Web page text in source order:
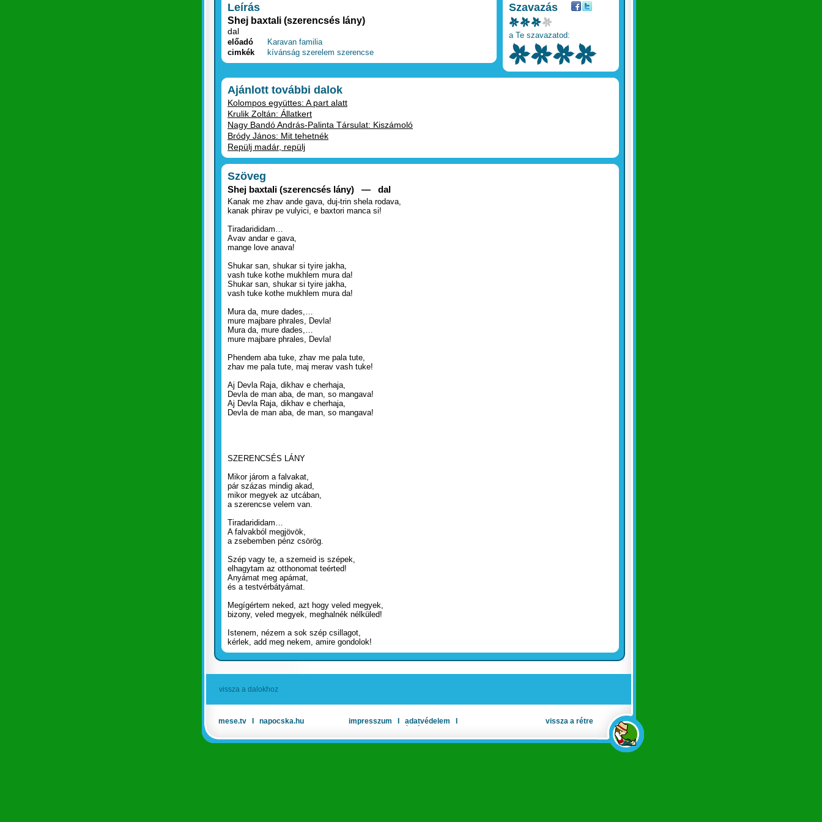
Leírás
Shej baxtali (szerencsés lány)
dal
előadó
Karavan familia
cimkék
kívánság szerelem szerencse
Szavazás
a Te szavazatod:
Ajánlott további dalok
Kolompos együttes: A part alatt
Krulik Zoltán: Állatkert
Nagy Bandó András-Palinta Társulat: Kiszámoló
Bródy János: Mit tehetnék
Repülj madár, repülj
Szöveg
Shej baxtali (szerencsés lány) — dal
Kanak me zhav ande gava, duj-trin shela rodava,
kanak phirav pe vulyici, e baxtori manca si!
Tiradarididam…
Avav andar e gava,
mange love anava!
Shukar san, shukar si tyire jakha,
vash tuke kothe mukhlem mura da!
Shukar san, shukar si tyire jakha,
vash tuke kothe mukhlem mura da!
Mura da, mure dades,…
mure majbare phrales, Devla!
Mura da, mure dades,…
mure majbare phrales, Devla!
Phendem aba tuke, zhav me pala tute,
zhav me pala tute, maj merav vash tuke!
Aj Devla Raja, dikhav e cherhaja,
Devla de man aba, de man, so mangava!
Aj Devla Raja, dikhav e cherhaja,
Devla de man aba, de man, so mangava!
SZERENCSÉS LÁNY
Mikor járom a falvakat,
pár százas mindig akad,
mikor megyek az utcában,
a szerencse velem van.
Tiradarididam…
A falvakból megjövök,
a zsebemben pénz csörög.
Szép vagy te, a szemeid is szépek,
elhagytam az otthonomat teérted!
Anyámat meg apámat,
és a testvérbátyámat.
Megígértem neked, azt hogy veled megyek,
bizony, veled megyek, meghalnék nélküled!
Istenem, nézem a sok szép csillagot,
kérlek, add meg nekem, amire gondolok!
vissza a dalokhoz
mese.tv napocska.hu impresszum adatvédelem vissza a rétre